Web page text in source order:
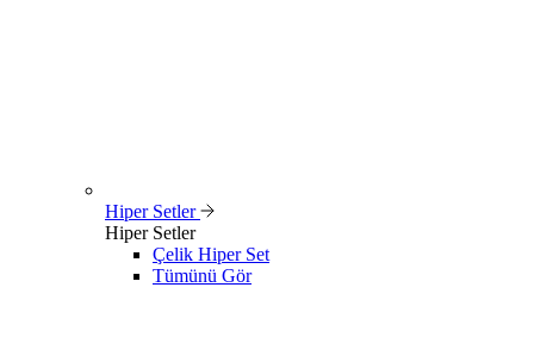
Hiper Setler
Hiper Setler
Çelik Hiper Set
Tümünü Gör